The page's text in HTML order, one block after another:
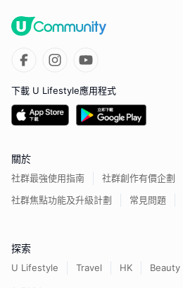
下載 U Lifestyle應用程式
關於
社群最強使用指南
社群創作有價企劃
社群焦點功能及升級計劃
常見問題
探索
U Lifestyle Travel HK Beauty